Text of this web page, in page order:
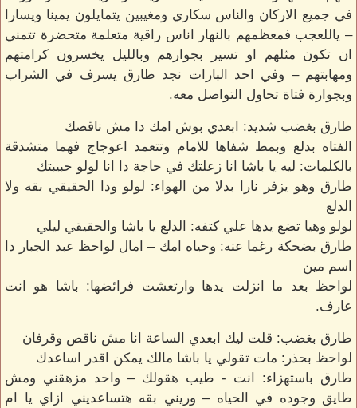
في جميع الاركان والناس سكاري ومغيبين يتمايلون يمينا ويسارا
– ياللعجب فمعظمهم بالنهار اناس راقية متعلمة متحضرة تتمني
ان تكون مثلهم او تسير بجوارهم وبالليل يخسرون كرامتهم
ومهابتهم – وفي احد البارات نجد طارق يسرف في الشراب
وبجوارة فتاة تحاول التواصل معه.
طارق بغضب شديد: ابعدي بوش امك دا مش ناقصك
الفتاه بدلع وبمط شفاها للامام وتتعمد اعوجاج فهما متشدقة
بالكلمات: ليه يا باشا انا زعلتك في حاجة دا انا لولو حبيبتك
طارق وهو يزفر نارا بدلا من الهواء: لولو ودا الحقيقي بقه ولا
الدلع
لولو وهيا تضع يدها علي كتفه: الدلع يا باشا والحقيقي ليلي
طارق بضحكة رغما عنه: وحياه امك – امال لواحظ عبد الجبار دا
اسم مين
لواحظ بعد ما انزلت يدها وارتعشت فرائضها: باشا هو انت
عارف.
طارق بغضب: قلت ليك ابعدي الساعة انا مش ناقص وقرفان
لواحظ بحذر: مات تقولي يا باشا مالك يمكن اقدر اساعدك
طارق باستهزاء: انت - طيب هقولك – واحد مزهقني ومش
طايق وجوده في الحياه – وريني بقه هتساعديني ازاي يا ام